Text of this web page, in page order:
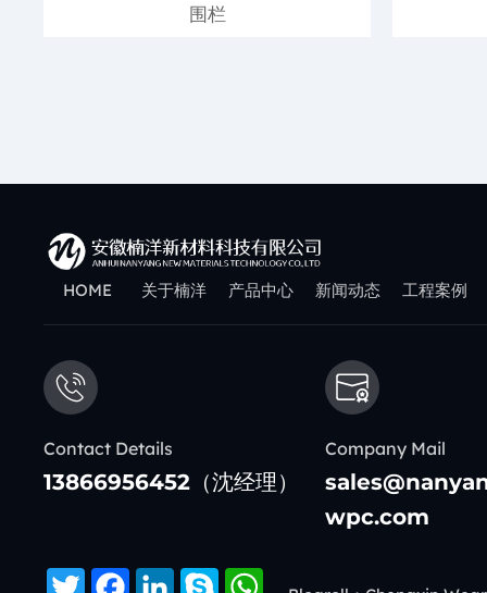
围栏
HOME 关于楠洋 产品中心 新闻动态 工程案例
Contact Details
13866956452（沈经理）
Company Mail
wpc.com